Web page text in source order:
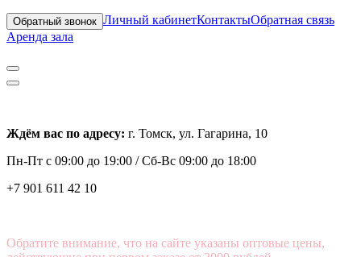
Обратный звонок Личный кабинетКонтактыОбратная связь
Аренда зала
Ждём вас по адресу: г. Томск, ул. Гагарина, 10
Пн-Пт с 09:00 до 19:00 /Сб-Вс 09:00 до 18:00
+7 901 611 42 10
Обратите внимание, что на сайте указаны оптовые цены,